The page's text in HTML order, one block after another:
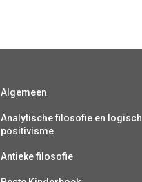
Algemeen
Analytische filosofie en logisch
positivisme
Antieke filosofie